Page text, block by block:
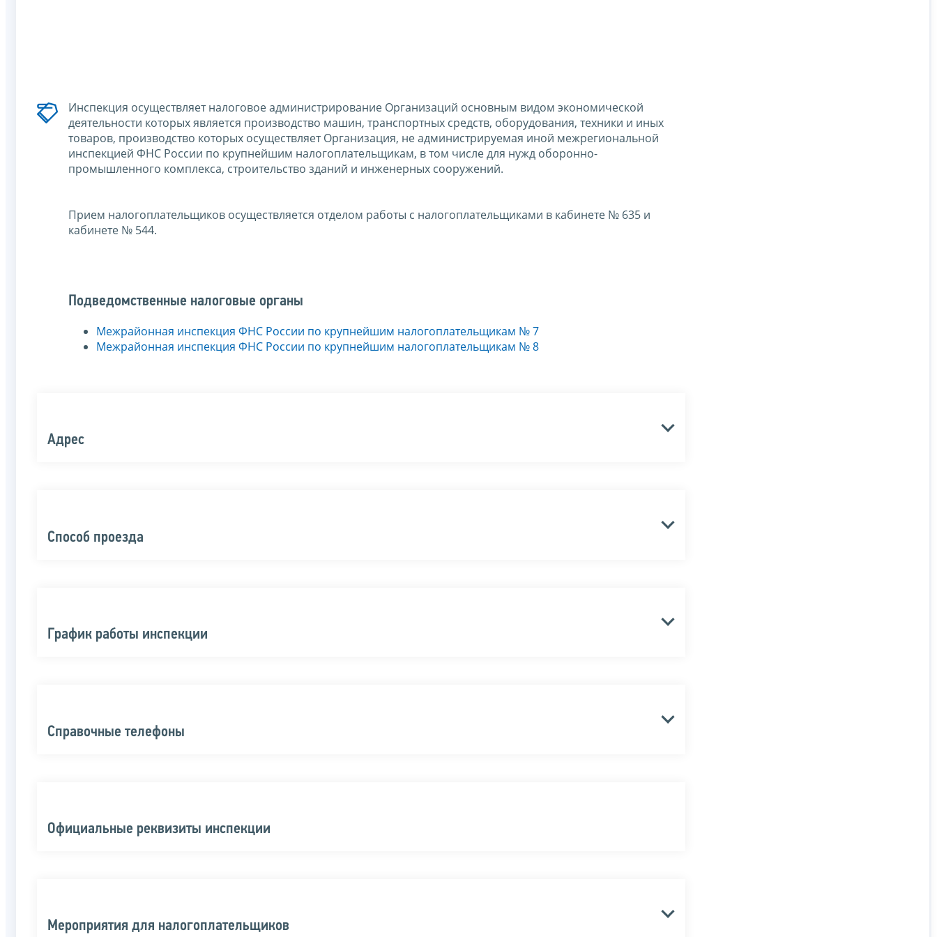
Инспекция осуществляет налоговое администрирование Организаций основным видом экономической
деятельности которых является производство машин, транспортных средств, оборудования, техники и иных
товаров, производство которых осуществляет Организация, не администрируемая иной межрегиональной
инспекцией ФНС России по крупнейшим налогоплательщикам, в том числе для нужд оборонно-
промышленного комплекса, строительство зданий и инженерных сооружений.
Прием налогоплательщиков осуществляется отделом работы с налогоплательщиками в кабинете № 635 и
кабинете № 544.
Подведомственные налоговые органы
Межрайонная инспекция ФНС России по крупнейшим налогоплательщикам № 7
Межрайонная инспекция ФНС России по крупнейшим налогоплательщикам № 8
Адрес
Способ проезда
График работы инспекции
Справочные телефоны
Официальные реквизиты инспекции
Мероприятия для налогоплательщиков